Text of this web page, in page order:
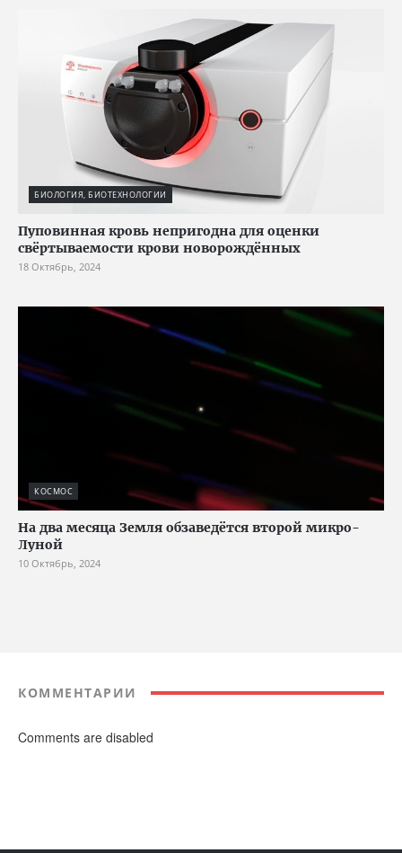
БИОЛОГИЯ, БИОТЕХНОЛОГИИ
Пуповинная кровь непригодна для оценки
свёртываемости крови новорождённых
18 Октябрь, 2024
КОСМОС
На два месяца Земля обзаведётся второй микро-
Луной
10 Октябрь, 2024
КОММЕНТАРИИ
Comments are disabled